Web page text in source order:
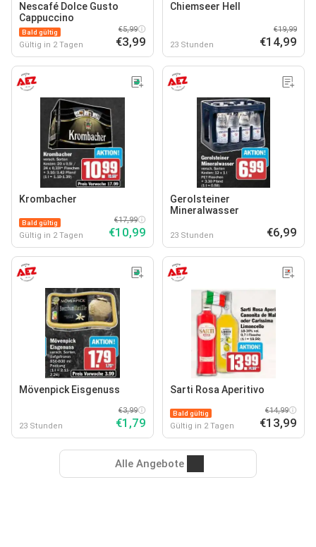
Nescafé Dolce Gusto
Cappuccino
Bald gültig
Gültig in 2 Tagen
€5,99
€3,99
Chiemseer Hell
23 Stunden
€19,99
€14,99
Krombacher
Bald gültig
Gültig in 2 Tagen
€17,99
€10,99
Gerolsteiner
Mineralwasser
23 Stunden €6,99
Mövenpick Eisgenuss
23 Stunden
€3,99
€1,79
Sarti Rosa Aperitivo
Bald gültig
Gültig in 2 Tagen
€14,99
€13,99
Alle Angebote